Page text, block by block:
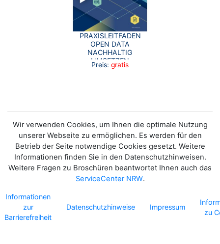
PRAXISLEITFADEN
OPEN DATA
NACHHALTIG
UMSETZEN
Preis: gratis
Wir verwenden Cookies, um Ihnen die optimale Nutzung
unserer Webseite zu ermöglichen. Es werden für den
Betrieb der Seite notwendige Cookies gesetzt. Weitere
Informationen finden Sie in den Datenschutzhinweisen.
Weitere Fragen zu Broschüren beantwortet Ihnen auch das
ServiceCenter NRW.
Informationen
zur
Barrierefreiheit
Datenschutzhinweise Impressum
zu